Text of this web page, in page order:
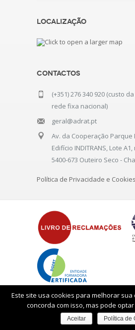
Localização
Contactos
(+351) 276 340 920 (custo
rede fixa nacional)
geral@adrat.pt
Av. da Cooperação Parque
Edifício INDITRANS, Lote A1,
5400-673 Outeiro Seco -
Política de Privacidade e Cookies
Este site usa cookies para melhorar
concorda com isso, mas pode
Aceitar Política de